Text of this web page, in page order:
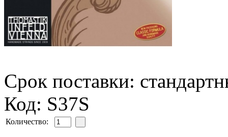
Срок поставки:
Код: S37S
Количество: